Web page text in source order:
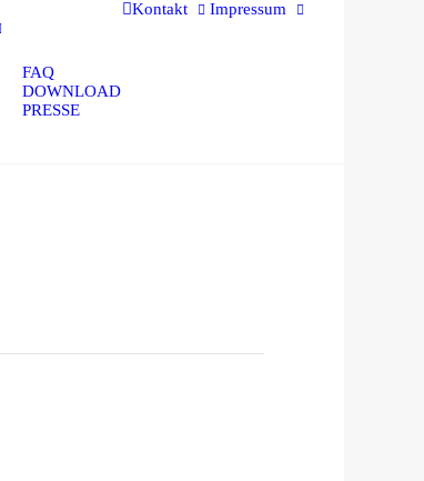
Kontakt
Impressum
FAQ
DOWNLOAD
PRESSE